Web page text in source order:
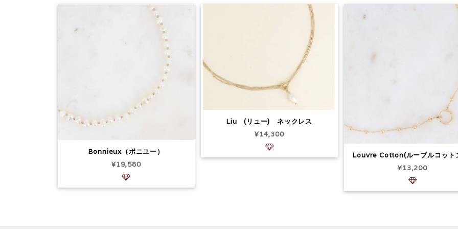
Bonnieux（ボニユー）
¥19,580
Liu (リュー) ネックレス
¥14,300
Louvre Cotton(ルーブルコッ
¥13,200